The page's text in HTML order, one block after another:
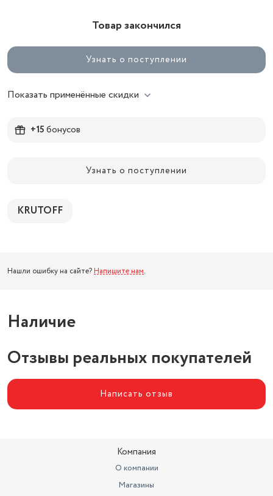
Товар закончился
Узнать о поступлении
Показать применённые скидки
+15бонусов
Узнать о поступлении
KRUTOFF
Нашли ошибку на сайте? Напишите нам.
Наличие
Отзывы реальных покупателей
Написать отзыв
Компания
О компании
Магазины